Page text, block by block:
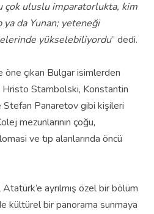
çok uluslu imparatorlukta, kim
da Yunan; yeteneği
yükselebiliyordu” dedi.
öne çıkan Bulgar isimlerden
Hristo Stambolski, Konstantin
Panaretov gibi kişileri
mezunlarının çoğu,
ve tıp alanlarında öncü
ayrılmış özel bir bölüm
kültürel bir panorama sunmaya